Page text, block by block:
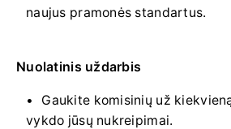
naujus pramonės standartus.
Nuolatinis uždarbis
Gaukite komisinių už
vykdo jūsų nukreipimai.